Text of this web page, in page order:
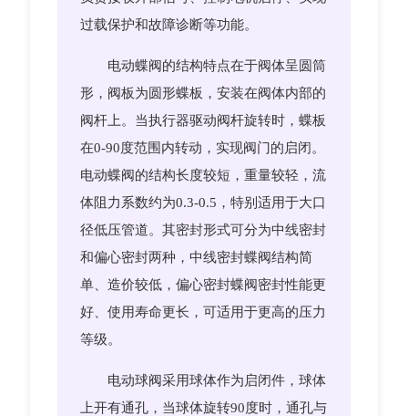
过载保护和故障诊断等功能。
电动蝶阀的结构特点在于阀体呈圆筒
形，阀板为圆形蝶板，安装在阀体内部的
阀杆上。当执行器驱动阀杆旋转时，蝶板
在0-90度范围内转动，实现阀门的启闭。
电动蝶阀的结构长度较短，重量较轻，流
体阻力系数约为0.3-0.5，特别适用于大口
径低压管道。其密封形式可分为中线密封
和偏心密封两种，中线密封蝶阀结构简
单、造价较低，偏心密封蝶阀密封性能更
好、使用寿命更长，可适用于更高的压力
等级。
电动球阀采用球体作为启闭件，球体
上开有通孔，当球体旋转90度时，通孔与